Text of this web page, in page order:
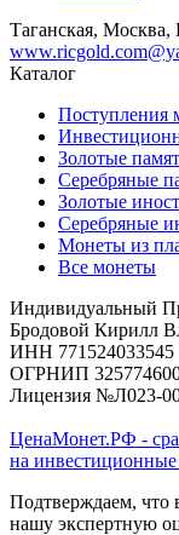
Таганская,
Каталог
Поступления
Золотые
Серебряные
Золотые
Серебряные
Монеты из
Все монеты
Индивидуальный
Бродовой Кирилл
ИНН 771524033545
ОГРНИП
Лицензия №Л023-
ЦенаМонет.РФ -
на
Подтверждаем, что
нашу экспертную